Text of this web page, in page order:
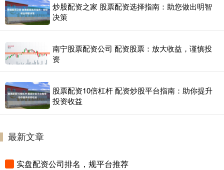
炒股配资之家 股票配资选择指南：助您做出明智
决策
南宁股票配资公司 配资股票：放大收益，谨慎投
资
股票配资10倍杠杆 配资炒股平台指南：助你提升
投资收益
最新文章
实盘配资公司排名，规平台推荐